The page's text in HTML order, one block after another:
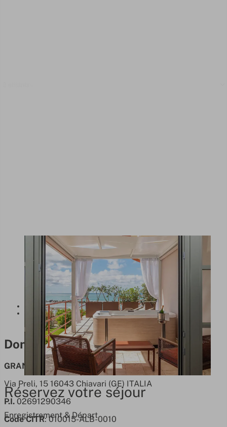
Réservez votre séjour
Enregistrement & Départ
Données de l'entreprise
Données de l'entreprise
GRAND HOTEL TORRE FARA
Via Preli, 15 16043 Chiavari (GE) ITALIA
P.I. 02691290346
Code CITR: 010015-ALB-0010